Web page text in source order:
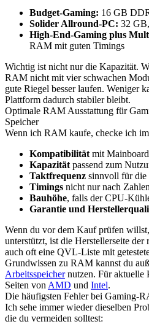
Budget-Gaming: 16 GB
Solider Allround-PC: 32
High-End-Gaming plus
RAM mit guten Timings
Wichtig ist nicht nur die Kapazität.
RAM nicht mit vier schwachen
gute Riegel besser laufen. Weniger
Plattform dadurch stabiler bleibt.
Optimale RAM Ausstattung für
Speicher
Wenn ich RAM kaufe, checke ich
Kompatibilität mit
Kapazität passend zum
Taktfrequenz sinnvoll für die
Timings nicht nur nach
Bauhöhe, falls der CPU-
Garantie und
Wenn du vor dem Kauf prüfen
unterstützt, ist die Herstellerseite
auch oft eine QVL-Liste mit
Grundwissen zu RAM kannst du
Arbeitsspeichernutzen. Für aktuelle
Seiten von AMD und Intel.
Die häufigsten Fehler bei Gaming-
Ich sehe immer wieder dieselben
die du vermeiden solltest: